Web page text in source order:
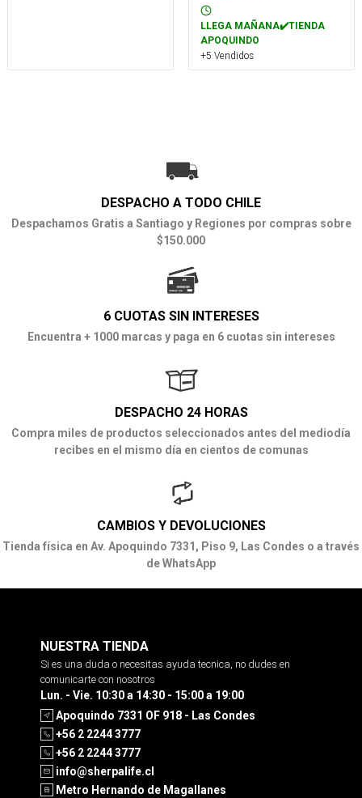
LLEGA MAÑANA✔️TIENDA
APOQUINDO
+5 Vendidos
DESPACHO A TODO CHILE
Despachamos Gratis a Santiago y Regiones por compras sobre
$150.000
6 CUOTAS SIN INTERESES
Encuentra + 1000 marcas y paga en 6 cuotas sin intereses
DESPACHO 24 HORAS
Compra miles de productos seleccionados antes del mediodía
recibes en el mismo día en cientos de comunas
CAMBIOS Y DEVOLUCIONES
Tienda física en Av. Apoquindo 7331, Piso 9, Las Condes o a través
de WhatsApp
NUESTRA TIENDA
Si es una duda o necesitas ayuda tecnica, no dudes en
comunicarte con nosotros
Lun. - Vie. 10:30 a 14:30 - 15:00 a 19:00
Apoquindo 7331 OF 918 - Las Condes
+56 2 2244 3777
+56 2 2244 3777
info@sherpalife.cl
Metro Hernando de Magallanes